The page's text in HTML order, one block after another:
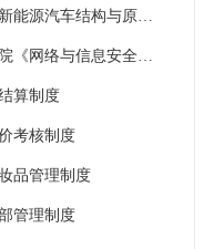
云南大学《新能源汽车结构与原理》2024-2025学年第二学期期末试卷
浙江警察学院《网络与信息安全课程设计》2024-2025学年第二学期期末试卷
算制度
考核制度
品管理制度
管理制度